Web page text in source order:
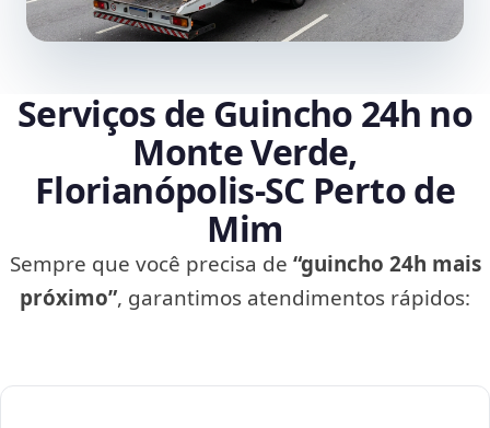
Serviços de Guincho 24h no
Monte Verde,
Florianópolis‑SC Perto de
Mim
Sempre que você precisa de “guincho 24h mais
próximo”, garantimos atendimentos rápidos: